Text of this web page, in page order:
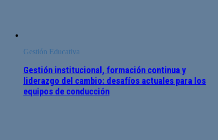
Gestión Educativa
Gestión institucional, formación continua y
liderazgo del cambio: desafíos actuales para los
equipos de conducción